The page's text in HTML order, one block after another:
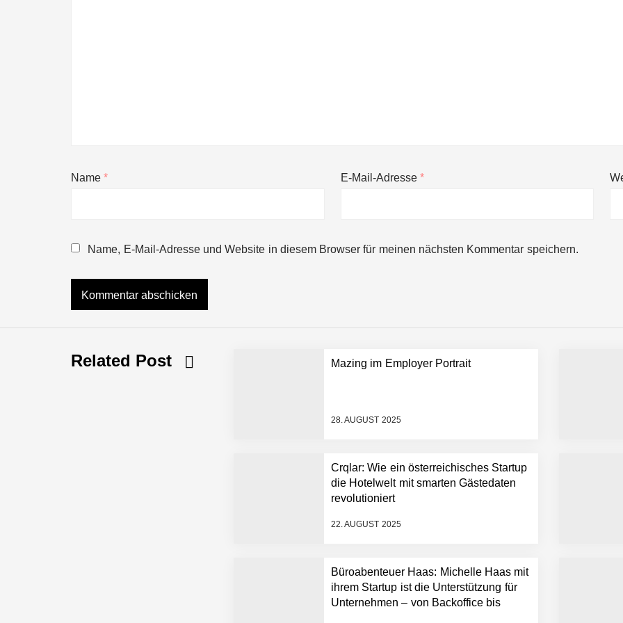
Name* E-Mail-Adresse *
Name, E-Mail-Adresse und Website in diesem Browser für meinen nächsten Kommentar speichern.
Related Post Mazing im Employer Portrait
28. AUGUST 2025
Crqlar: Wie ein österreichisches Startup
die Hotelwelt mit smarten Gästedaten
revolutioniert
22. AUGUST 2025
Büroabenteuer Haas: Michelle Haas mit
ihrem Startup ist die Unterstützung für
Unternehmen – von Backoffice bis
Crqlar: Wie ein österreichisches Startup die Hotelwelt mit smarten Gästedaten revolutioniert
Mazing: Verwandelt statische 2D-Bilder in eine visuelle Symphonie